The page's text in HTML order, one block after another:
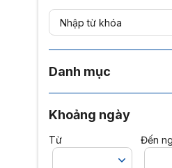
Danh mục
Khoảng ngày
Từ Đến